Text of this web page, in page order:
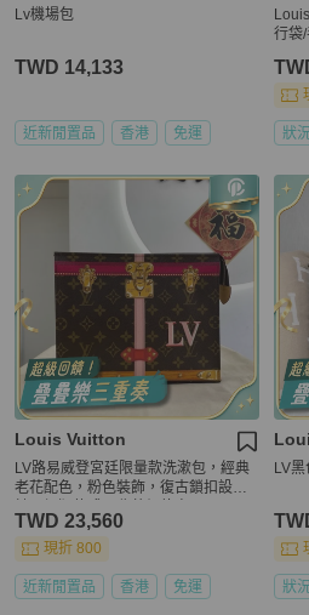
Lv機場包
TWD 14,133
近新閒置品 香港 免運
行袋
狀
Louis Vuitton
LV路易威登宮廷限量款洗漱包，經典
老花配色，粉色裝飾，復古鎖扣設
TWD 23,560
現折 800
近新閒置品 香港 免運
LV
狀